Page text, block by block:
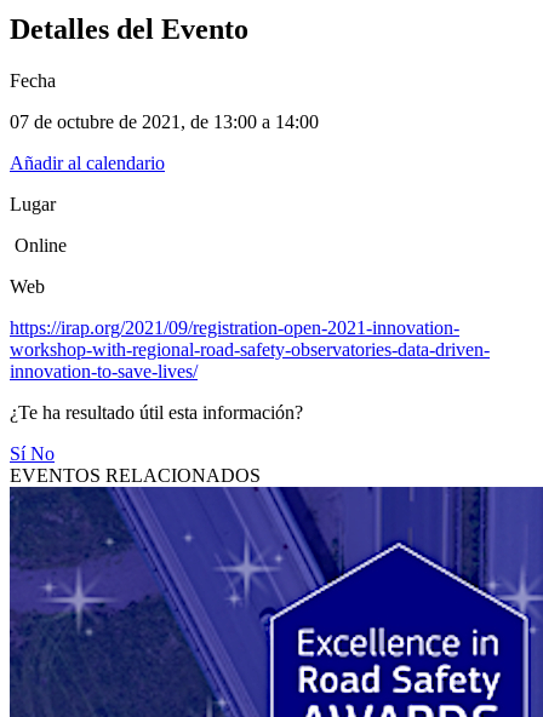
Detalles del Evento
Fecha
07 de octubre de 2021 , de 13:00 a 14:00
Añadir al calendario
Lugar
Online
Web
https://irap.org/2021/09/registration-open-2021-innovation-
workshop-with-regional-road-safety-observatories-data-driven-
innovation-to-save-lives/
¿Te ha resultado útil esta información?
SíNo
EVENTOS RELACIONADOS